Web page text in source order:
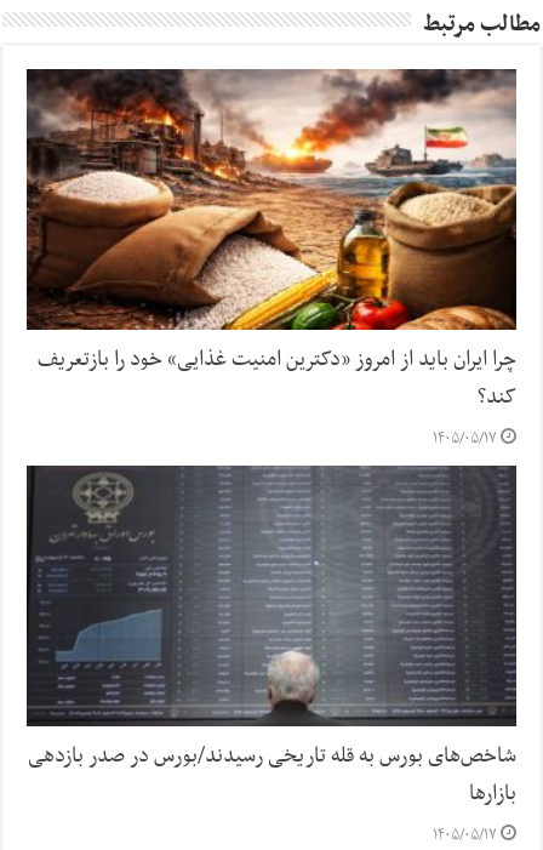
مطالب مرتبط
چرا ایران باید از امروز «دکترین امنیت غذایی» خود را بازتعریف
کند؟
۱۴۰۵/۰۵/۱۷
شاخص‌های بورس به قله تاریخی رسیدند/بورس در صدر بازدهی
بازارها
۱۴۰۵/۰۵/۱۷